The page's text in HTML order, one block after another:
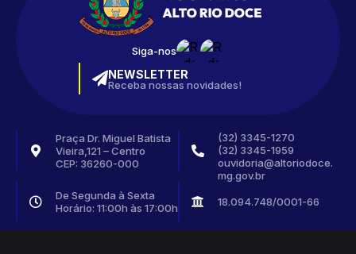
Praça Dr. Miguel Batista
Vieira,121 – Centro
CEP: 36260-000
(32) 3345-1270
(32) 3345-1959
ouvidoria@altoriodoce.
mg.gov.br
De Segunda à Sexta
Horário: 11:00h às 17:00h
18.094.748/0001-66
Siga-nos
NEWSLETTER
Receba nossas novidades!